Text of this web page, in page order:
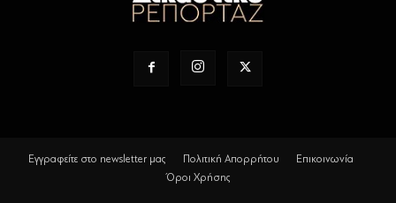
Εγγραφείτε στο newsletter μας Πολιτική Απορρήτου
Επικοινωνία
Όροι Χρήσης